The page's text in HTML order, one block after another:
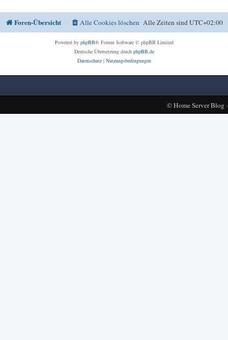
Foren-Übersicht Alle Zeiten sindUTC+02:00
Alle Cookies löschen
Powered by phpBB® Forum Software © phpBB Limited
Deutsche Übersetzung durch phpBB.de
Datenschutz| Nutzungsbedingungen
©Home Server Blog